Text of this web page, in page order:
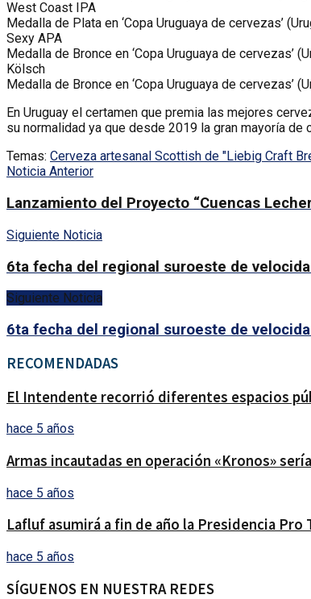
West Coast IPA
Medalla de Plata en ‘Copa Uruguaya de cervezas’
Sexy APA
Medalla de Bronce en ‘Copa Uruguaya de cervezas’
Kölsch
Medalla de Bronce en ‘Copa Uruguaya de cervezas’
En Uruguay el certamen que premia las mejores
su normalidad ya que desde 2019 la gran mayoría
Temas: Cerveza artesanal Scottish de "Liebig Craft
Noticia Anterior
Lanzamiento del Proyecto “Cuencas
Siguiente Noticia
6ta fecha del regional suroeste de
Siguiente Noticia
6ta fecha del regional suroeste de
RECOMENDADAS
El Intendente recorrió diferentes espacios
hace 5 años
Armas incautadas en operación «Kronos»
hace 5 años
Lafluf asumirá a fin de año la Presidencia
hace 5 años
SÍGUENOS EN NUESTRA REDES